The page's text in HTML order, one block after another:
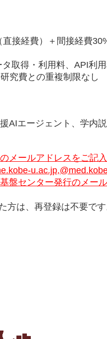
接経費）＋間接経費
取得・利用料、API利用
究費との重複制限なし
AIエージェント、学内
ールアドレスをご記入
盤センター発行のメー
は、再登録は不要です